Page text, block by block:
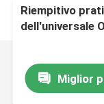
Riempitivo
dell'universale
Miglior